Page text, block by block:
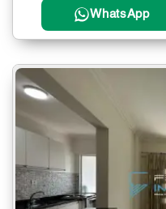
WhatsApp